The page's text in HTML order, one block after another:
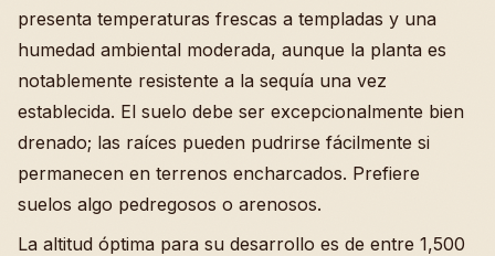
presenta temperaturas frescas a templadas y una
humedad ambiental moderada, aunque la planta es
notablemente resistente a la sequía una vez
establecida. El suelo debe ser excepcionalmente bien
drenado; las raíces pueden pudrirse fácilmente si
permanecen en terrenos encharcados. Prefiere
suelos algo pedregosos o arenosos.
La altitud óptima para su desarrollo es de entre 1,500